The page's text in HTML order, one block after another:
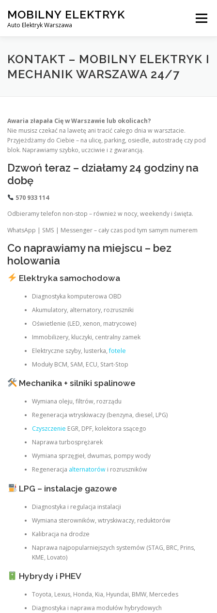
content
MOBILNY ELEKTRYK
Auto Elektryk Warszawa
Menu
MOBILNY ŚLUSARZ DO SAMOCHODÓW BLOG
KONTAKT – MOBILNY ELEKTRYK I
MECHANIK WARSZAWA 24/7
Awaria złapała Cię w Warszawie lub okolicach?
Nie musisz czekać na lawetę ani tracić całego dnia w warsztacie.
Przyjeżdżamy do Ciebie – na ulicę, parking, osiedle, autostradę czy pod
blok. Naprawiamy szybko, uczciwie i z gwarancją.
Dzwoń teraz – działamy 24 godziny na
dobę
570 933 114
Odbieramy telefon non-stop – również w nocy, weekendy i święta.
WhatsApp | SMS | Messenger – cały czas pod tym samym numerem
Co naprawiamy na miejscu – bez
holowania
Elektryka samochodowa
Diagnostyka komputerowa OBD
Akumulatory, alternatory, rozruszniki
Oświetlenie (LED, xenon, matrycowe)
Immobilizery, kluczyki, centralny zamek
Elektryczne szyby, lusterka,fotele
Moduły BCM, SAM, ECU, Start-Stop
Mechanika + silniki spalinowe
Wymiana oleju, filtrów, rozrządu
Regeneracja wtryskiwaczy (benzyna, diesel, LPG)
Czyszczenie EGR, DPF, kolektora ssącego
Naprawa turbosprężarek
Wymiana sprzęgieł, dwumas, pompy wody
Regeneracja alternatorówi rozruszników
LPG – instalacje gazowe
Diagnostyka i regulacja instalacji
Wymiana sterowników, wtryskiwaczy, reduktorów
Kalibracja na drodze
Naprawa najpopularniejszych systemów (STAG, BRC, Prins,
KME, Lovato)
Hybrydy i PHEV
Toyota, Lexus, Honda, Kia, Hyundai, BMW, Mercedes
Diagnostyka i naprawa modułów hybrydowych